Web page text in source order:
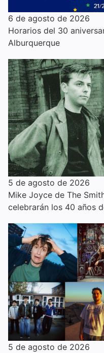
6 de agosto de 2026
Horarios del 30
Alburquerque
5 de agosto de 2026
Mike Joyce de The
celebrarán los 40 años
5 de agosto de 2026